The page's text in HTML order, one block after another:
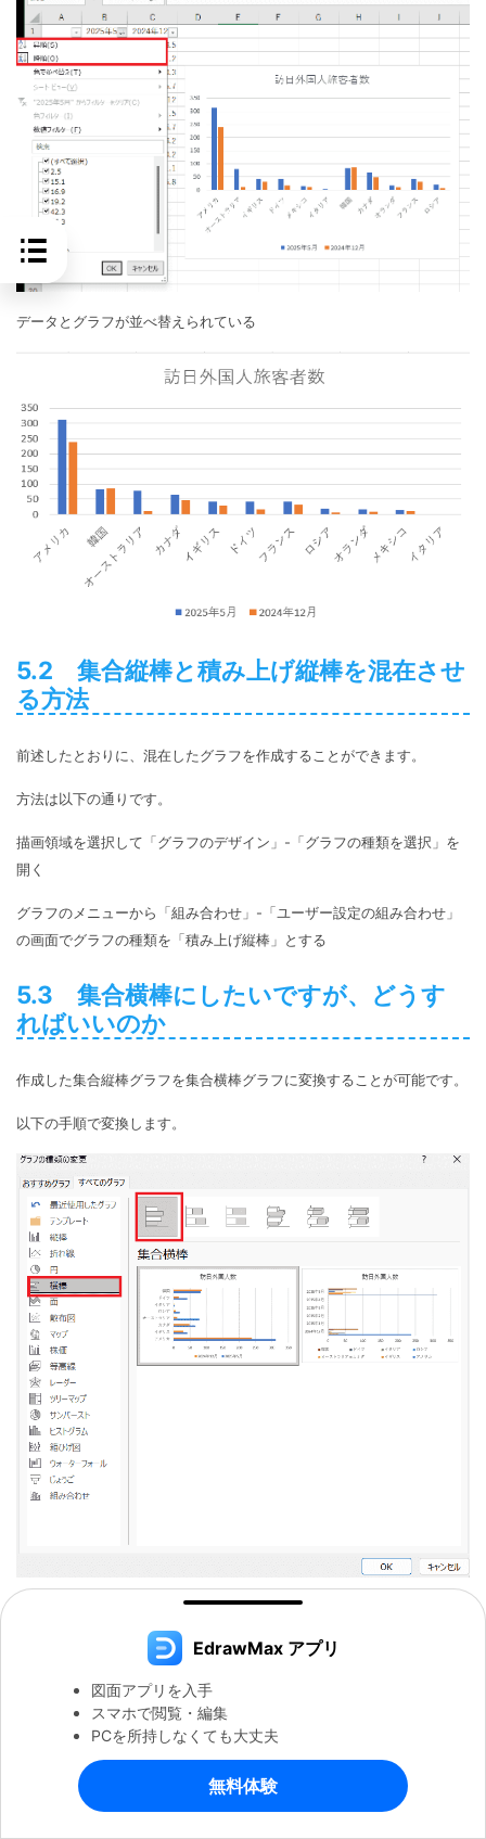
データとグラフが並べ替えられている
5.2 集合縦棒と積み上げ縦棒を混在させ
る方法
前述したとおりに、混在したグラフを作成することができます。
方法は以下の通りです。
描画領域を選択して「グラフのデザイン」-「グラフの種類を選択」を
開く
グラフのメニューから「組み合わせ」-「ユーザー設定の組み合わせ」
の画面でグラフの種類を「積み上げ縦棒」とする
5.3 集合横棒にしたいですが、どうす
ればいいのか
作成した集合縦棒グラフを集合横棒グラフに変換することが可能です。
以下の手順で変換します。
描画領域を選択して「グラフのデザイン」-「グラフの種類を変更」を
横棒グラフのメニューから集合横棒を選択する
OKボタンを押下
集合横棒グラフになりました
EdrawMax アプリ
図面アプリを入手
スマホで閲覧・編集
PCを所持しなくても大丈夫
無料体験